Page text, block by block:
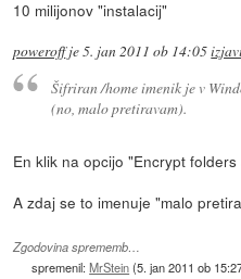
10 milijonov "instalacij"
poweroffje5. jan 2011 ob 14:05
Šifriran /home imenik je v
(no, malo pretiravam).
En klik na opcijo "Encrypt
A zdaj se to imenuje "malo
Zgodovina sprememb…
spremenil:MrStein(5. jan 2011 ob